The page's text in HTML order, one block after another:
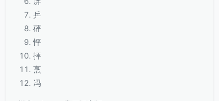
乒
砰
怦
抨
烹
冯